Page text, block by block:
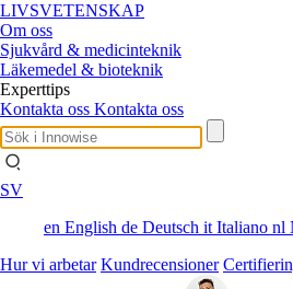
LIVSVETENSKAP
Om oss
Sjukvård & medicinteknik
Läkemedel & bioteknik
Experttips
Kontakta oss Kontakta oss
SV
en English de Deutsch it Italiano nl
Hur vi arbetar Kundrecensioner